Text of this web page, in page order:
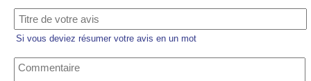
Si vous deviez résumer votre avis en un mot